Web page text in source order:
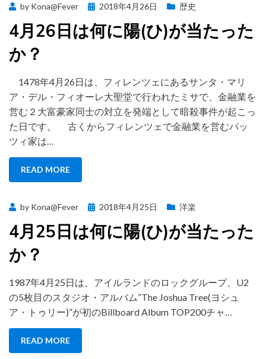
by Kona@Fever
Posted
2018年4月26日 歴史
4月26日は何に陽(ひ)が当たった
か？
1478年4月26日は、フィレンツェにあるサンタ・マリ
ア・デル・フィオーレ大聖堂で行われたミサで、金融業を
営む２大富豪家同士の対立を発端として暗殺事件が起こっ
た日です。 古くからフィレンツェで金融業を営むパッ
ツィ家は…
READ MORE
by Kona@Fever
Posted
2018年4月25日 洋楽
4月25日は何に陽(ひ)が当たった
か？
1987年4月25日は、アイルランドのロックグループ、U2
の5枚目のスタジオ・アルバム”The Joshua Tree(ヨシュ
ア・トゥリー)”が初のBillboard Album TOP200チャ…
READ MORE